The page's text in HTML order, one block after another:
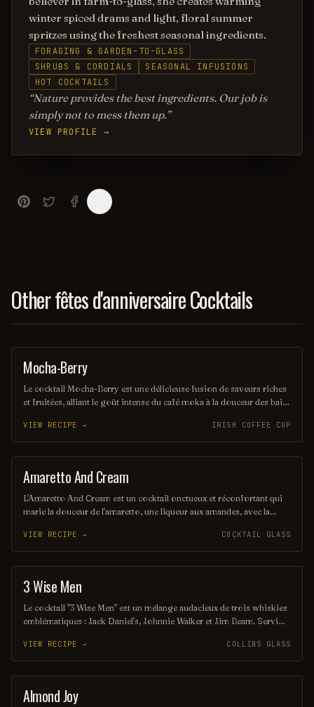
winter spiced drams and light, floral summer
spritzes using the freshest seasonal ingredients.
FORAGING & GARDEN-TO-GLASS
SHRUBS & CORDIALS
SEASONAL INFUSIONS
HOT COCKTAILS
Nature provides the best ingredients. Our job is
simply not to mess them up.
VIEW PROFILE →
Other fêtes d'anniversaire Cocktails
COFFEE / TEA
Mocha-Berry
Le cocktail Mocha-Berry est une délicieuse fusion de saveurs riches
et fruitées, alliant le goût intense du café moka à la douceur des baies
gourmande, parfaite pour les amateurs de cocktails innovants. Une
touche de crème légère couronne ce mélange savoureux, créant un
équilibre parfait entre café et fruits.
VIEW RECIPE → IRISH COFFEE CUP
ORDINARY DRINK
Amaretto And Cream
L'Amaretto And Cream est un cocktail onctueux et réconfortant qui
marie la douceur de l'amaretto, une liqueur aux amandes, avec la
gustative délicate et veloutée, parfaite pour les amateurs de saveurs
sucrées. Ce mélange harmonieux est idéal pour terminer une soirée
en beauté.
VIEW RECIPE → COCKTAIL GLASS
SHOT
3 Wise Men
Le cocktail "3 Wise Men" est un mélange audacieux de trois whiskies
emblématiques : Jack Daniel's, Johnnie Walker et Jim Beam. Servi
parfait pour ceux qui apprécient les spiritueux intenses. Sa simplicité
en fait un choix populaire pour les amateurs de cocktails classiques.
VIEW RECIPE → COLLINS GLASS
ORDINARY DRINK
Almond Joy